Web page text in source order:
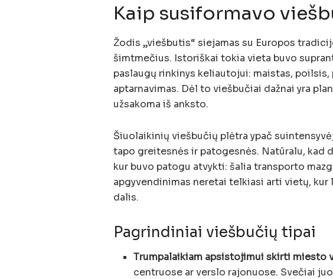
Kaip susiformavo
Žodis „viešbutis“ siejamas su Europos
šimtmečius. Istoriškai tokia vieta buvo
paslaugų rinkinys keliautojui: maistas,
aptarnavimas. Dėl to viešbučiai dažnai yra
užsakoma iš anksto.
Šiuolaikinių viešbučių plėtra ypač
tapo greitesnės ir patogesnės. Natūralu, kad
kur buvo patogu atvykti: šalia transporto
apgyvendinimas neretai telkiasi arti vietų,
dalis.
Pagrindiniai viešbučių tipai
Trumpalaikiam apsistojimui skirti miesto
centruose ar verslo rajonuose. Svečiai